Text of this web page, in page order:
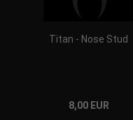
Titan - Nose Stud
8,00 EUR